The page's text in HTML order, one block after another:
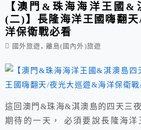
【澳門&珠海海洋王國&
(二)】長隆海洋王國嗨翻
洋保衛戰必看
國外旅遊 , 離島(國內外)旅遊
這回澳門&珠海&淇澳島的四天三
期待的一天， 必須要說長隆海洋